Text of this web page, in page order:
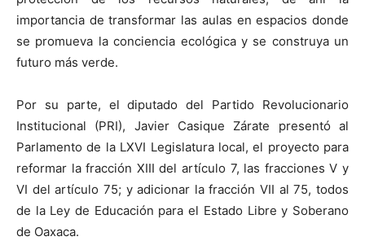
importancia de transformar las aulas en espacios donde
se promueva la conciencia ecológica y se construya un
futuro más verde.
Por su parte, el diputado del Partido Revolucionario
Institucional (PRI), Javier Casique Zárate presentó al
Parlamento de la LXVI Legislatura local, el proyecto para
reformar la fracción XIII del artículo 7, las fracciones V y
VI del artículo 75; y adicionar la fracción VII al 75, todos
de la Ley de Educación para el Estado Libre y Soberano
de Oaxaca.